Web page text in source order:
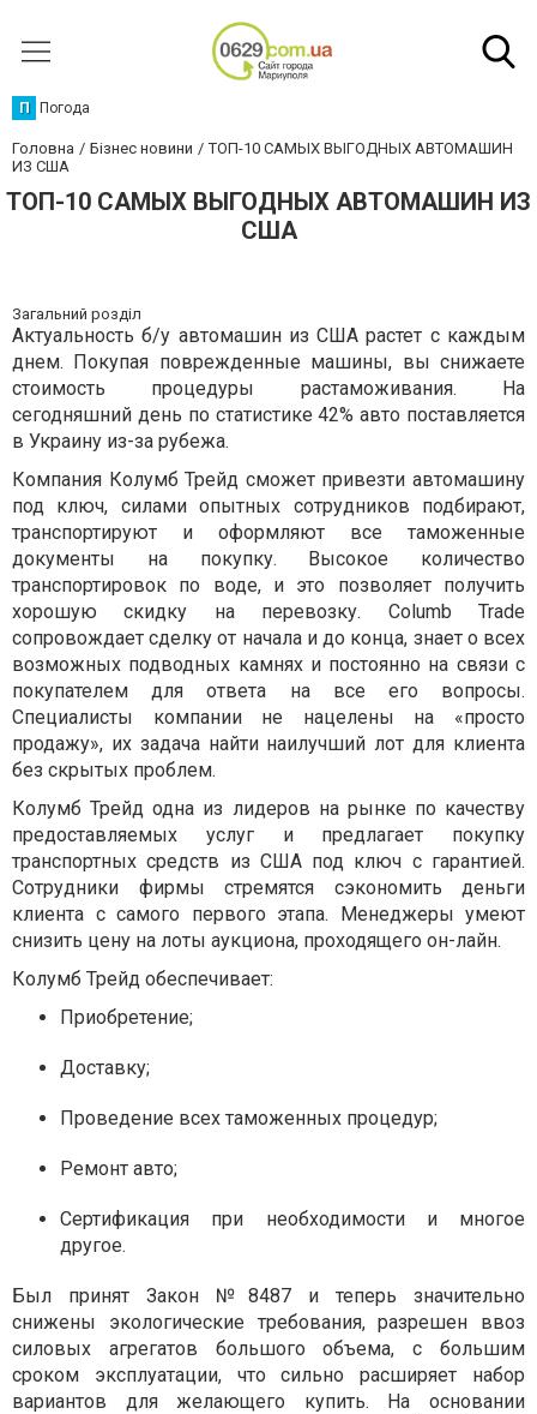
П Погода
Головна Бізнес новини
ТОП-10 САМЫХ ВЫГОДНЫХ АВТОМАШИН
ИЗ США
ТОП-10 САМЫХ ВЫГОДНЫХ АВТОМАШИН ИЗ
США
Загальний розділ
Актуальность б/у автомашин из США растет с каждым
днем. Покупая поврежденные машины, вы снижаете
стоимость процедуры растаможивания. На
сегодняшний день по статистике 42% авто поставляется
в Украину из-за рубежа.
Компания Колумб Трейд сможет привезти автомашину
под ключ, силами опытных сотрудников подбирают,
транспортируют и оформляют все таможенные
документы на покупку. Высокое количество
транспортировок по воде, и это позволяет получить
хорошую скидку на перевозку. Columb Trade
сопровождает сделку от начала и до конца, знает о всех
возможных подводных камнях и постоянно на связи с
покупателем для ответа на все его вопросы.
Специалисты компании не нацелены на «просто
продажу», их задача найти наилучший лот для клиента
без скрытых проблем.
Колумб Трейд одна из лидеров на рынке по качеству
предоставляемых услуг и предлагает покупку
транспортных средств из США под ключ с гарантией.
Сотрудники фирмы стремятся сэкономить деньги
клиента с самого первого этапа. Менеджеры умеют
снизить цену на лоты аукциона, проходящего он-лайн.
Колумб Трейд обеспечивает:
Приобретение;
Доставку;
Проведение всех таможенных процедур;
Ремонт авто;
Сертификация при необходимости и многое
другое.
Был принят Закон №8487 и теперь значительно
снижены экологические требования, разрешен ввоз
силовых агрегатов большого объема, с большим
сроком эксплуатации, что сильно расширяет набор
вариантов для желающего купить. На основании